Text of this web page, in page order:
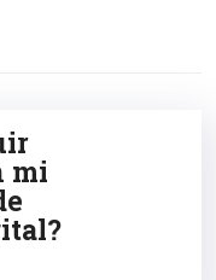
mi